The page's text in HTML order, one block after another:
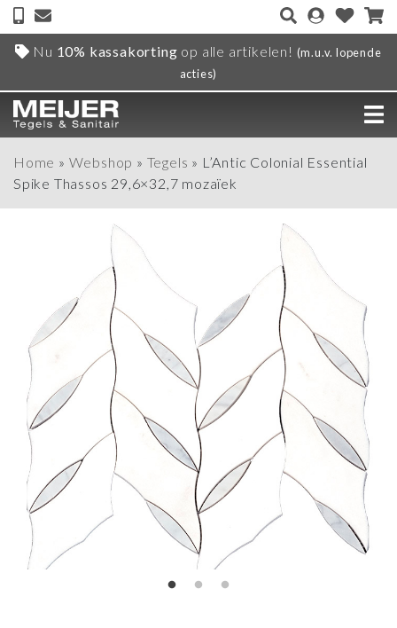
Nu 10% kassakorting op alle artikelen! (m.u.v. lopende
acties)
Home » Webshop » Tegels » L’Antic Colonial Essential
Spike Thassos 29,6×32,7 mozaïek